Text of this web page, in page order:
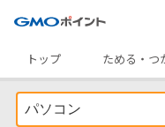
トップ
ためる・つ